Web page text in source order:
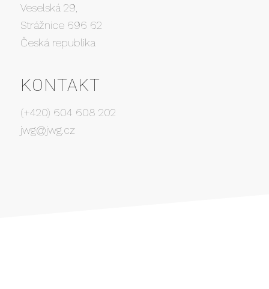
Veselská 29,
Strážnice 696 62
Česká republika
KONTAKT
(+420) 604 608 202
jwg@jwg.cz